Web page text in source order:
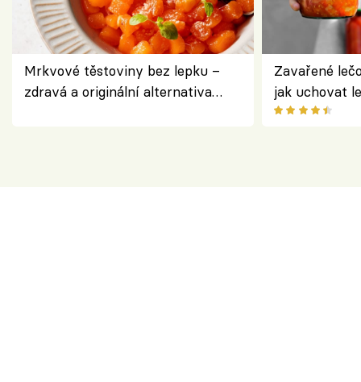
Mrkvové těstoviny bez lepku –
zdravá a originální alternativa
Zavařené
jak uchovat